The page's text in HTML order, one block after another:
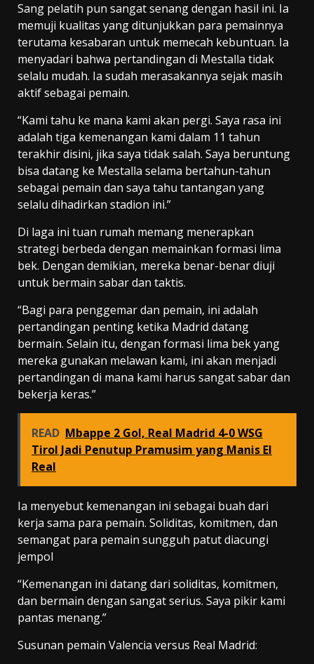
Sang pelatih pun sangat senang dengan hasil ini. Ia
memuji kualitas yang ditunjukkan para pemainnya
terutama kesabaran untuk memecah kebuntuan. Ia
menyadari bahwa pertandingan di Mestalla tidak
selalu mudah. Ia sudah merasakannya sejak masih
aktif sebagai pemain.
“Kami tahu ke mana kami akan pergi. Saya rasa ini
adalah tiga kemenangan kami dalam 11 tahun
terakhir disini, jika saya tidak salah. Saya beruntung
bisa datang ke Mestalla selama bertahun-tahun
sebagai pemain dan saya tahu tantangan yang
selalu dihadirkan stadion ini.”
Di laga ini tuan rumah memang menerapkan
strategi berbeda dengan memainkan formasi lima
bek. Dengan demikian, mereka benar-benar diuji
untuk bermain sabar dan taktis.
“Bagi para penggemar dan pemain, ini adalah
pertandingan penting ketika Madrid datang
bermain. Selain itu, dengan formasi lima bek yang
mereka gunakan melawan kami, ini akan menjadi
pertandingan di mana kami harus sangat sabar dan
bekerja keras.”
READ Mbappe 2 Gol, Real Madrid 4-0 WSG
Tirol Jadi Penutup Pramusim yang Manis El
Real
Ia menyebut kemenangan ini sebagai buah dari
kerja sama para pemain. Soliditas, komitmen, dan
semangat para pemain sungguh patut diacungi
jempol
“Kemenangan ini datang dari soliditas, komitmen,
dan bermain dengan sangat serius. Saya pikir kami
pantas menang.”
Susunan pemain Valencia versus Real Madrid: